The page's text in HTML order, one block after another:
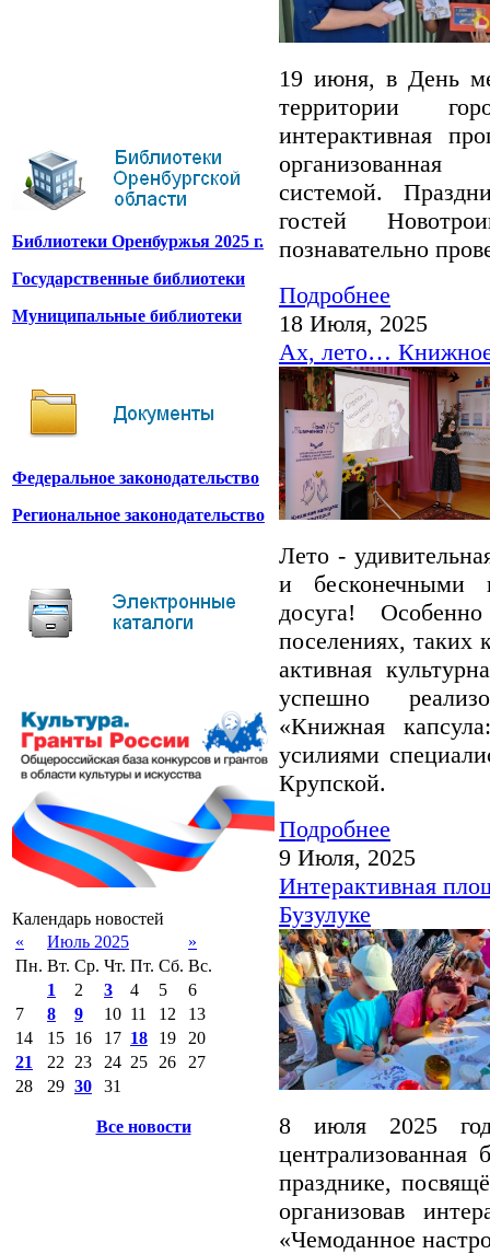
Библиотеки Оренбуржья 2025 г.
Государственные библиотеки
Муниципальные библиотеки
Федеральное законодательство
Региональное законодательство
Календарь новостей
«
Июль 2025
»
Пн. Вт. Ср. Чт. Пт. Сб. Вс.
1
2 3 4 5
6
7
8 9 10 11 12
13
14
15 16 17 18 19
20
21
22 23 24 25 26
27
28
29 30 31
Все новости
19 июня, в День
территории
интерактивная
организованная
системой.
гостей
познавательно
Подробнее
18 Июля, 2025
Ах, лето…
Лето -
и бесконечными
досуга!
поселениях, таких
активная
успешно
«Книжная
усилиями
Крупской.
Подробнее
9 Июля, 2025
Интерактивная
Бузулуке
8 июля 2025
централизованная
празднике,
организовав
«Чемоданное